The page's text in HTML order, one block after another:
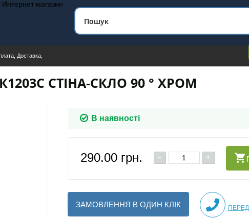
магазин
Доставка,
СТІНА-СКЛО 90 ° ХРОМ
В наявності
290.00 грн. - +
ЗАМОВЛЕННЯ В ОДИН КЛІК